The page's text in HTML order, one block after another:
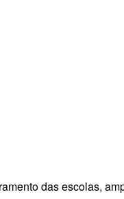
das escolas,